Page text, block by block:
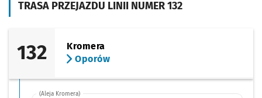
TRASA PRZEJAZDU LINII NUMER 132
132
Kromera
Oporów
(Aleja Kromera)